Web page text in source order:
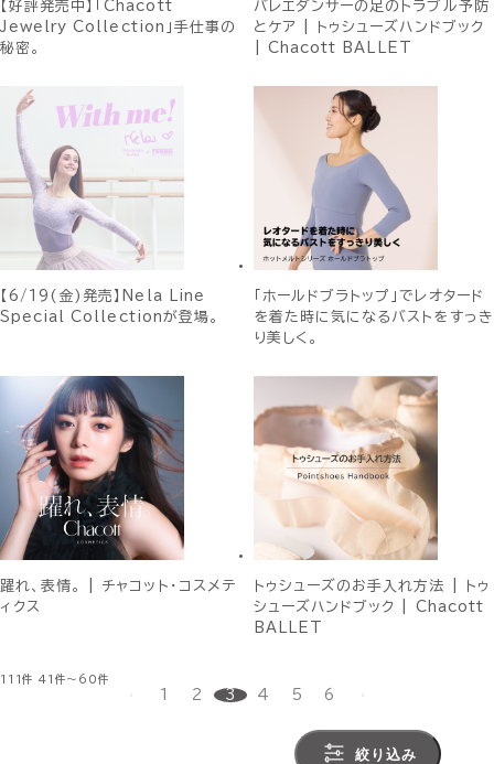
【好評発売中】「Chacott
Jewelry Collection」手仕事の
秘密。
バレエダンサーの足のトラブル予防
とケア | トゥシューズハンドブック
| Chacott BALLET
【6/19(金)発売】Nela Line
Special Collectionが登場。
「ホールドブラトップ」でレオタード
を着た時に気になるバストをすっき
り美しく。
躍れ、表情。 | チャコット・コスメテ
ィクス
トゥシューズのお手入れ方法 | トゥ
シューズハンドブック | Chacott
BALLET
111件 41件～60件
1 2 3 4 5 6
絞り込み